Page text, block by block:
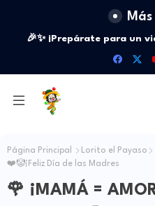
🎉✨ ¡Prepárate para un
Página Principal Lorito el Payaso
❤️🤡¡Feliz Día de las Madres
🌹 ¡MAMÁ =